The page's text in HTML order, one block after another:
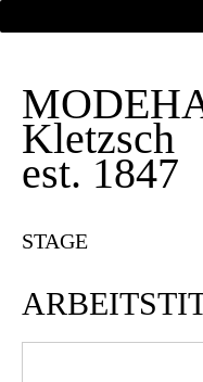
Kletzsch
est. 1847
STAGE